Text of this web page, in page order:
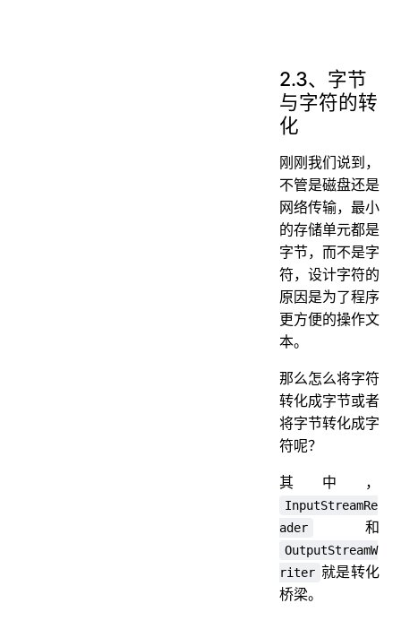
2.3、字节
与字符的转
化
刚刚我们说到，
不管是磁盘还是
网络传输，最小
的存储单元都是
字节，而不是字
符，设计字符的
原因是为了程序
更方便的操作文
本。
那么怎么将字符
转化成字节或者
将字节转化成字
符呢？
其中，
InputStreamRe
ader
和
OutputStreamW
riter 就是转化
桥梁。